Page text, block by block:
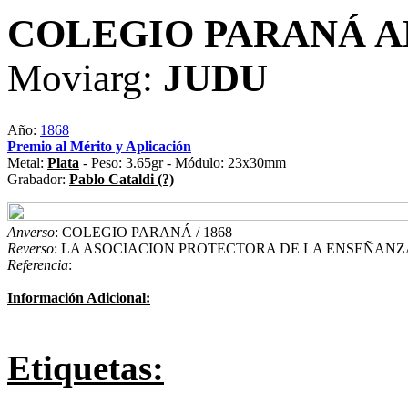
COLEGIO PARANÁ
Moviarg: JUDU
Año: 1868
Premio al Mérito y Aplicación
Metal: Plata - Peso: 3.65gr - Módulo: 23x30mm
Grabador: Pablo Cataldi (?)
Anverso: COLEGIO PARANÁ / 1868
Reverso: LA ASOCIACION PROTECTORA DE LA
Referencia:
Información Adicional:
Etiquetas: